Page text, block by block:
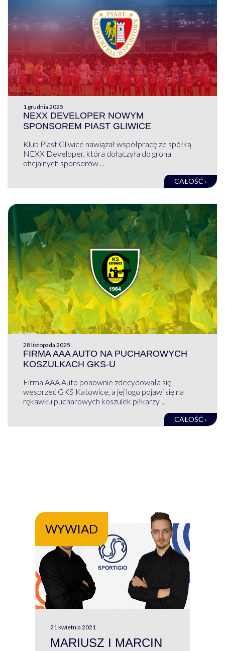
1 grudnia 2025
NEXX DEVELOPER NOWYM
SPONSOREM PIAST GLIWICE
Klub Piast Gliwice nawiązał współpracę ze spółką
NEXX Developer, która dołączyła do grona
oficjalnych sponsorów ...
CAŁOŚĆ ›
28 listopada 2025
FIRMA AAA AUTO NA PUCHAROWYCH
KOSZULKACH GKS-U
Firma AAA Auto ponownie zdecydowała się
wesprzeć GKS Katowice, a jej logo pojawi się na
rękawku pucharowych koszulek piłkarzy ...
CAŁOŚĆ ›
WYWIAD
21 kwietnia 2021
MARIUSZ I MARCIN